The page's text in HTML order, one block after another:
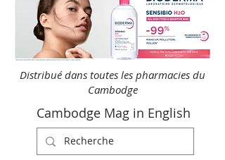
Distribué dans toutes les pharmacies du
Cambodge
Cambodge Mag in English